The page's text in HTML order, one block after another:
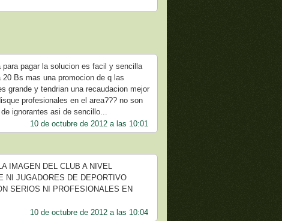
pagar la solucion es facil y sencilla
Bs mas una promocion de q las
grande y tendrian una recaudacion mejor
profesionales en el area??? no son
ignorantes asi de sencillo...
10 de octubre de 2012 a las 10:01
IMAGEN DEL CLUB A NIVEL
NI JUGADORES DE DEPORTIVO
SERIOS NI PROFESIONALES EN
10 de octubre de 2012 a las 10:04